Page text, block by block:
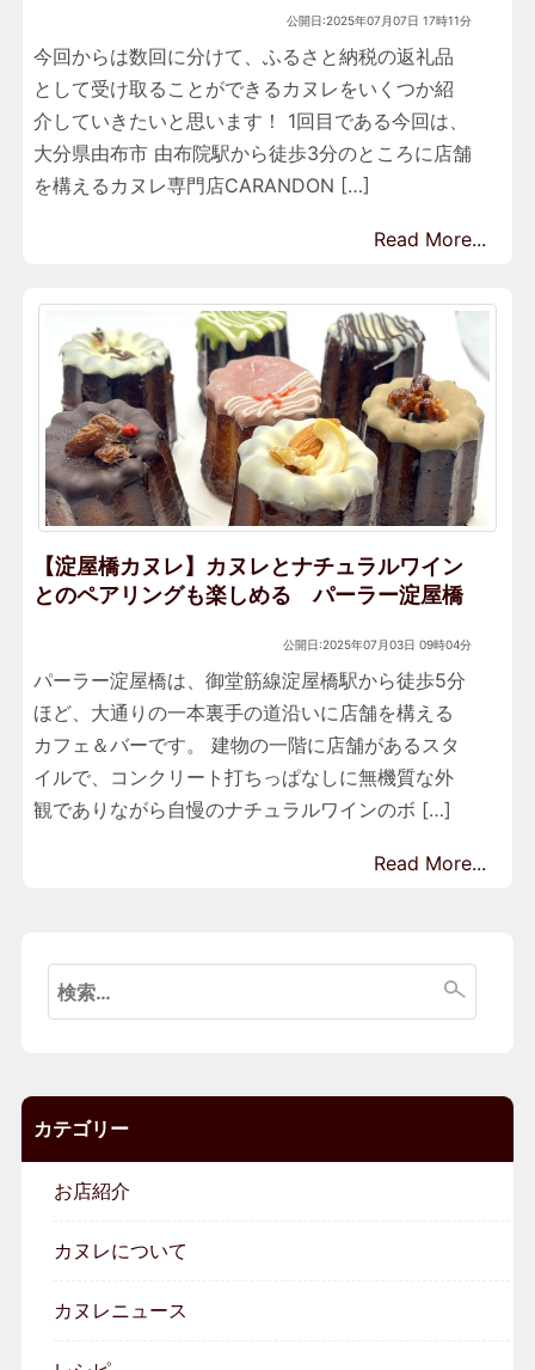
公開日:2025年07月07日 17時11分
今回からは数回に分けて、ふるさと納税の返礼品
として受け取ることができるカヌレをいくつか紹
介していきたいと思います！ 1回目である今回は、
大分県由布市 由布院駅から徒歩3分のところに店舗
を構えるカヌレ専門店CARANDON […]
Read More...
【淀屋橋カヌレ】カヌレとナチュラルワイン
とのペアリングも楽しめる パーラー淀屋橋
公開日:2025年07月03日 09時04分
パーラー淀屋橋は、御堂筋線淀屋橋駅から徒歩5分
ほど、大通りの一本裏手の道沿いに店舗を構える
カフェ＆バーです。 建物の一階に店舗があるスタ
イルで、コンクリート打ちっぱなしに無機質な外
観でありながら自慢のナチュラルワインのボ […]
Read More...
検
索:
カテゴリー
お店紹介
カヌレについて
カヌレニュース